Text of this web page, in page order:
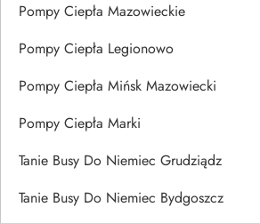
Pompy Ciepła Mazowieckie
Pompy Ciepła Legionowo
Pompy Ciepła Mińsk Mazowiecki
Pompy Ciepła Marki
Tanie Busy Do Niemiec Grudziądz
Tanie Busy Do Niemiec Bydgoszcz